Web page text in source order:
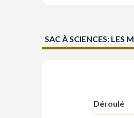
SAC À SCIENCES: LES
Déroulé